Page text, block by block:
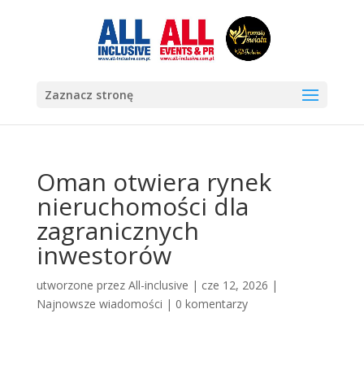
Zaznacz stronę
Oman otwiera rynek
nieruchomości dla
zagranicznych
inwestorów
utworzone przez All-inclusive | cze 12, 2026 |
Najnowsze wiadomości | 0 komentarzy